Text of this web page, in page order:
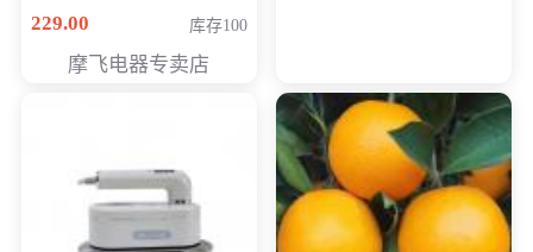
168元
229.00 库存100
摩飞电器专卖店